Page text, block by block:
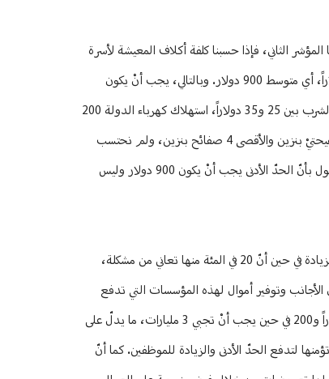
للإحصاء المركزي، بلغ التضخم بين العامين 2020 و2024، ما نسبته 677 في المئة. أما المؤشر الثاني، فإذا حسبنا كلفة أكلاف المعيشة لأسرة
لبنانية تتألف من أربعة أفراد، فإن الحدّ الأدنى يتراوح بين سقفيْن: السقف الأول 675 دولاراً أميركياً، والسقف الأعلى 1121 دولاراً، أي متوسط 900 دولار. وبالتالي، يجب أنْ يكون
الحدّ الأدنى اليوم 900 دولار، وذلك بناءً على العوامل التالية: إيجار السكن يتراوح بين 200 و400 دولار، اشتراك المياه ومياه الشرب بين 25 و35 دولاراً، استهلاك كهرباء الدولة 200
كيلووات 45 دولاراً واشتراك المولد 75 دولاراً، كلفة السلّة الغذائية والاستهلاكية بين 250 و300 دولار، النقل بالحدّ الأدنى صفيحتيْ بنزين والأقصى 4 صفائح بنزين، ولم نحتسب
كلفة الصحة والاستشفاء، الألبسة والأحذية 20 دولاراً شهرياً، واعتبرنا التعليم في القطاع الرسمي وليس الخاص. هذا يجعلنا نقول بأنّ الحدّ الأدنى يجب أنْ يكون 900 دولار وليس
أما عن قدرة المؤسسات، فيعتبر شمس الدين أنّ الدراسات تقول أن 80 في المئة من المؤسسات تملك القدرة لتحمّل هذه الزيادة في حين أنّ 20 في المئة منها تعاني من مشكلة،
وتوفير أموال لهذه المؤسسات التي تدفع
للعمال اللبنانيين الذين يعملون لديها. الدولة لديها الكثير من الإيرادات من خلال الضريبة المضافة TVA التي تجبي منها ملياراً و200 في حين يجب أنْ تجبي 3 مليارات، ما يدلّ على
ممكن أنْ تؤمنها لتدفع الحدّ الأدنى والزيادة للموظفين. كما أنّ